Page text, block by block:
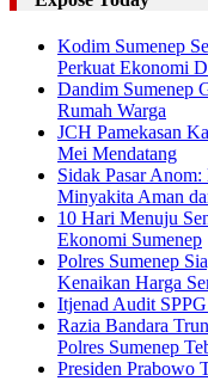
Kodim Sumenep
Perkuat Ekonomi
Dandim Sumenep
Rumah Warga
JCH Pamekasan
Mei Mendatang
Sidak Pasar Anom:
Minyakita Aman
10 Hari Menuju
Ekonomi Sumenep
Polres Sumenep
Kenaikan Harga
Itjenad Audit
Razia Bandara
Polres Sumenep